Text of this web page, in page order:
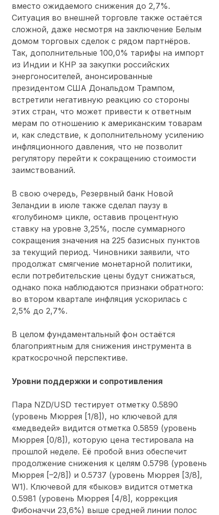
вместо ожидаемого снижения до 2,7%.
Ситуация во внешней торговле также остаётся
сложной, даже несмотря на заключение Белым
домом торговых сделок с рядом партнёров.
Так, дополнительные 100,0% тарифы на импорт
из Индии и КНР за закупки российских
энергоносителей, анонсированные
президентом США Дональдом Трампом,
встретили негативную реакцию со стороны
этих стран, что может привести к ответным
мерам по отношению к американским товарам
и, как следствие, к дополнительному усилению
инфляционного давления, что не позволит
регулятору перейти к сокращению стоимости
заимствований.
В свою очередь, Резервный банк Новой
Зеландии в июле также сделал паузу в
«голубином» цикле, оставив процентную
ставку на уровне 3,25%, после суммарного
сокращения значения на 225 базисных пунктов
за текущий период. Чиновники заявили, что
продолжат смягчение монетарной политики,
если потребительские цены будут снижаться,
однако пока наблюдаются признаки обратного:
во втором квартале инфляция ускорилась с
2,5% до 2,7%.
В целом фундаментальный фон остаётся
благоприятным для снижения инструмента в
краткосрочной перспективе.
Уровни поддержки и сопротивления
Пара NZD/USD тестирует отметку 0.5890
(уровень Мюррея [1/8]), но ключевой для
«медведей» видится отметка 0.5859 (уровень
Мюррея [0/8]), которую цена тестировала на
прошлой неделе. Её пробой вниз обеспечит
продолжение снижения к целям 0.5798 (уровень
Мюррея [–2/8]) и 0.5737 (уровень Мюррея [3/8],
W1). Ключевой для «быков» видится отметка
0.5981 (уровень Мюррея [4/8], коррекция
Фибоначчи 23,6%) выше средней линии полос